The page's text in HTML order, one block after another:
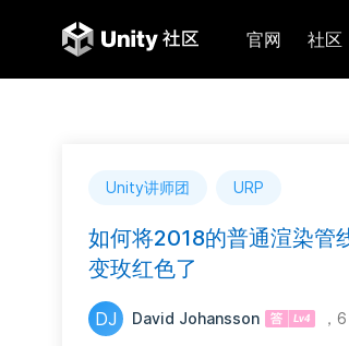
官网 社区
Unity讲师团 URP
如何将2018的普通渲染管
变玫红色了
DJ David Johansson ，